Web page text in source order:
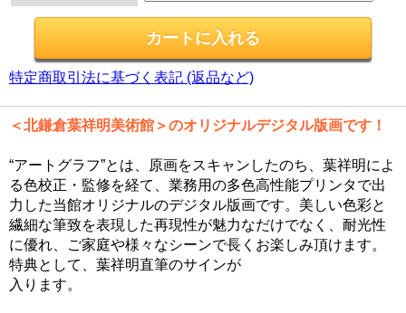
特定商取引法に基づく表記 (返品など)
＜北鎌倉葉祥明美術館＞のオリジナルデジタル版画です！
“アートグラフ”とは、原画をスキャンしたのち、葉祥明によ
る色校正・監修を経て、業務用の多色高性能プリンタで出
力した当館オリジナルのデジタル版画です。美しい色彩と
繊細な筆致を表現した再現性が魅力なだけでなく、耐光性
に優れ、ご家庭や様々なシーンで長くお楽しみ頂けます。
特典として、葉祥明直筆のサインが
入ります。